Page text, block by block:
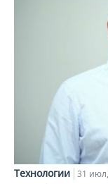
Технологии 31